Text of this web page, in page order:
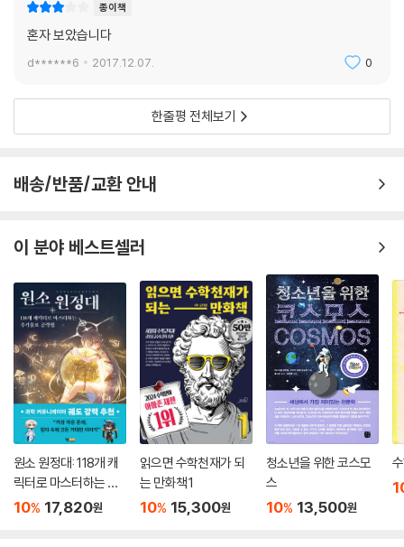
종이책
혼자 보았습니다
d******6 2017.12.07. 0
한줄평 전체보기
배송/반품/교환 안내
이 분야 베스트셀러
원소 원정대: 118개 캐
릭터로 마스터하는 주
기율표 공략집
10% 17,820원
읽으면 수학천재가 되
는 만화책 1
10% 15,300원
청소년을 위한 코스모
스
10% 13,500원